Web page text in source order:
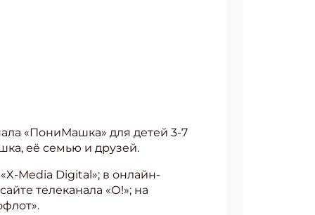
«ПониМашка» для детей 3-7
её семью и друзей.
Media Digital»; в онлайн-
телеканала «О!»; на